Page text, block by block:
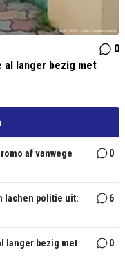
0
langer bezig met
af vanwege
0
lachen politie uit:
6
langer bezig met
0